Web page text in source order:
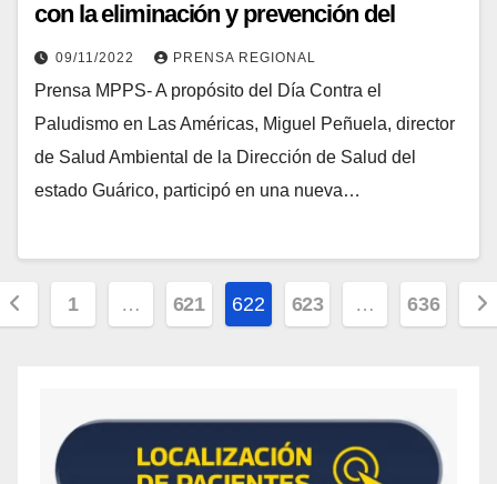
con la eliminación y prevención del
Paludismo
09/11/2022 PRENSA REGIONAL
Prensa MPPS- A propósito del Día Contra el
Paludismo en Las Américas, Miguel Peñuela, director
de Salud Ambiental de la Dirección de Salud del
estado Guárico, participó en una nueva…
1 … 621 622 623 … 636